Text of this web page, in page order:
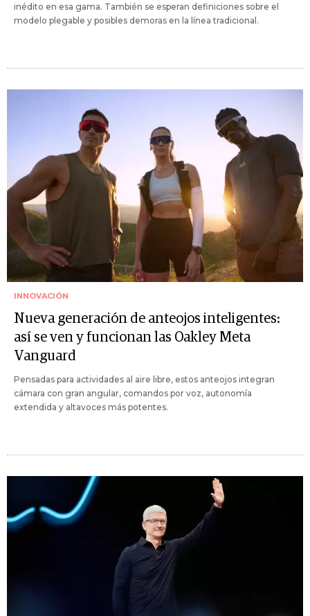
inédito en esa gama. También se esperan definiciones sobre el
modelo plegable y posibles demoras en la línea tradicional.
INNOVACIÓN
Nueva generación de anteojos inteligentes:
así se ven y funcionan las Oakley Meta
Vanguard
Pensadas para actividades al aire libre, estos anteojos integran
cámara con gran angular, comandos por voz, autonomía
extendida y altavoces más potentes.